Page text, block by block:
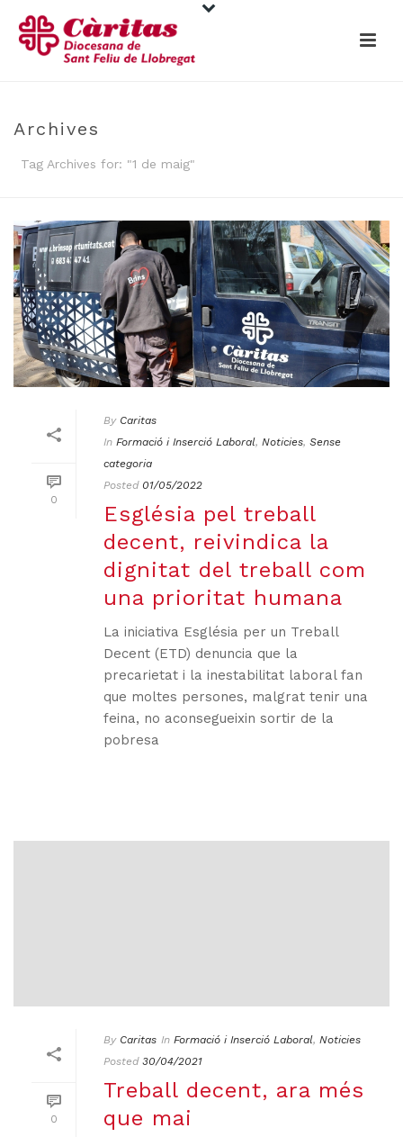
Archives
Tag Archives for: "1 de maig"
0
By Caritas
In Formació i Inserció Laboral, Noticies, Sense
categoria
Posted 01/05/2022
Església pel treball
decent, reivindica la
dignitat del treball com
una prioritat humana
La iniciativa Església per un Treball
Decent (ETD) denuncia que la
precarietat i la inestabilitat laboral fan
que moltes persones, malgrat tenir una
feina, no aconsegueixin sortir de la
pobresa
0
By Caritas In Formació i Inserció Laboral, Noticies
Posted 30/04/2021
Treball decent, ara més
que mai